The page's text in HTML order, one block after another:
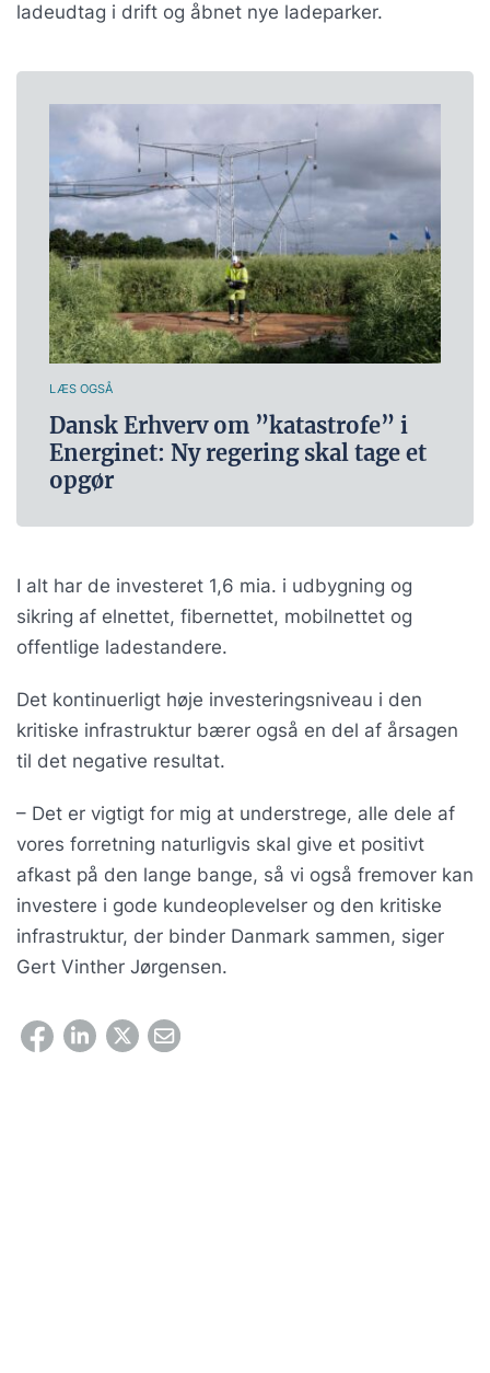
ladeudtag i drift og åbnet nye ladeparker.
LÆS OGSÅ
Dansk Erhverv om ”katastrofe” i
Energinet: Ny regering skal tage et
opgør
I alt har de investeret 1,6 mia. i udbygning og
sikring af elnettet, fibernettet, mobilnettet og
offentlige ladestandere.
Det kontinuerligt høje investeringsniveau i den
kritiske infrastruktur bærer også en del af årsagen
til det negative resultat.
– Det er vigtigt for mig at understrege, alle dele af
vores forretning naturligvis skal give et positivt
afkast på den lange bange, så vi også fremover kan
investere i gode kundeoplevelser og den kritiske
infrastruktur, der binder Danmark sammen, siger
Gert Vinther Jørgensen.